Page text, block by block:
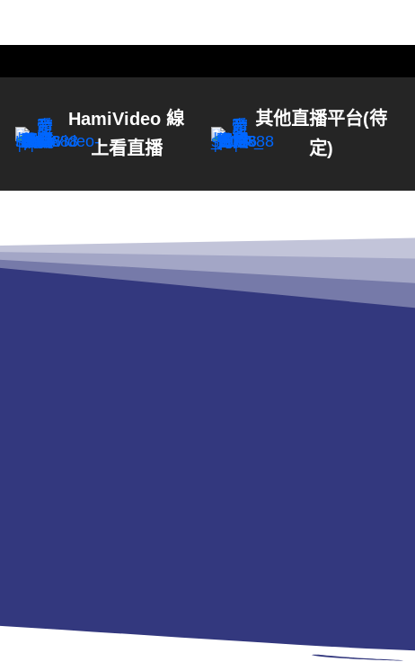
HamiVideo 線
上看直播
其他直播平台(待
定)